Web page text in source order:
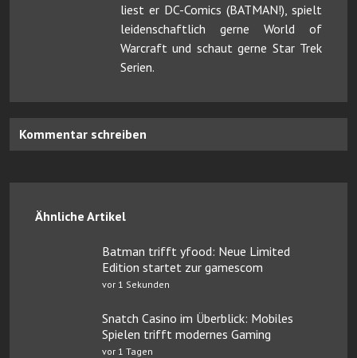
liest er DC-Comics (BATMAN!), spielt
leidenschaftlich gerne World of
Warcraft und schaut gerne Star Trek
Serien.
Kommentar schreiben
Ähnliche Artikel
Batman trifft yfood: Neue Limited
Edition startet zur gamescom
vor 1 Sekunden
Snatch Casino im Überblick: Mobiles
Spielen trifft modernes Gaming
vor 1 Tagen